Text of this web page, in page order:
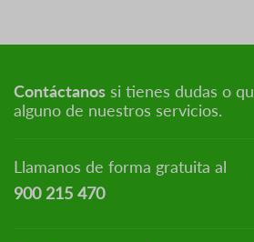
Contáctanos si tienes dudas o
alguno de nuestros servicios.
Llamanos de forma gratuita al
900 215 470